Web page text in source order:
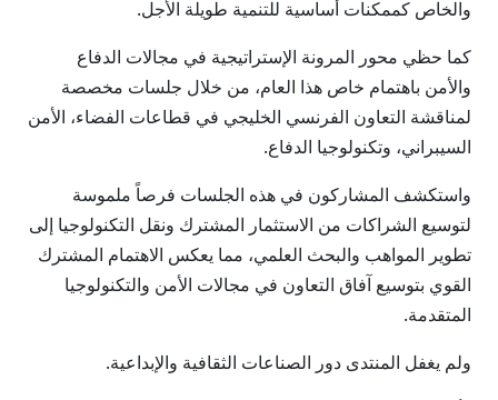
والخاص كممكنات أساسية للتنمية طويلة الأجل.
كما حظي محور المرونة الإستراتيجية في مجالات الدفاع
والأمن باهتمام خاص هذا العام، من خلال جلسات مخصصة
لمناقشة التعاون الفرنسي الخليجي في قطاعات الفضاء، الأمن
السيبراني، وتكنولوجيا الدفاع.
واستكشف المشاركون في هذه الجلسات فرصاً ملموسة
لتوسيع الشراكات من الاستثمار المشترك ونقل التكنولوجيا إلى
تطوير المواهب والبحث العلمي، مما يعكس الاهتمام المشترك
القوي بتوسيع آفاق التعاون في مجالات الأمن والتكنولوجيا
المتقدمة.
ولم يغفل المنتدى دور الصناعات الثقافية والإبداعية.